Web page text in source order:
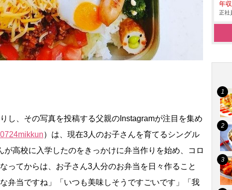
し、その写真を投稿する父親のInstagramが注目を集め
）は、現在3人のお子さんを育てるシングル
高校に入学したのをきっかけに弁当作りを始め、コロ
ってからは、お子さん3人分のお弁当を日々作ること
弁当ですね」「いつも美味しそうですごいです」「我
年
正社